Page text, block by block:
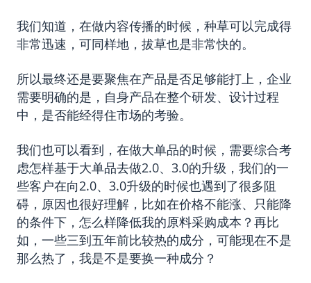
我们知道，在做内容传播的时候，种草可以完成得
非常迅速，可同样地，拔草也是非常快的。
所以最终还是要聚焦在产品是否足够能打上，企业
需要明确的是，自身产品在整个研发、设计过程
中，是否能经得住市场的考验。
我们也可以看到，在做大单品的时候，需要综合考
虑怎样基于大单品去做2.0、3.0的升级，我们的一
些客户在向2.0、3.0升级的时候也遇到了很多阻
碍，原因也很好理解，比如在价格不能涨、只能降
的条件下，怎么样降低我的原料采购成本？再比
如，一些三到五年前比较热的成分，可能现在不是
那么热了，我是不是要换一种成分？